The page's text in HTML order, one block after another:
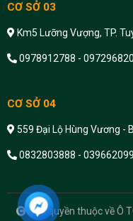
CƠ SỞ 03
Km5 Lưỡng Vượng, TP.
0978912788 -
CƠ SỞ 04
559 Đại Lộ Hùng Vương -
0832803888 -
Bản quyền thuộc về Ô